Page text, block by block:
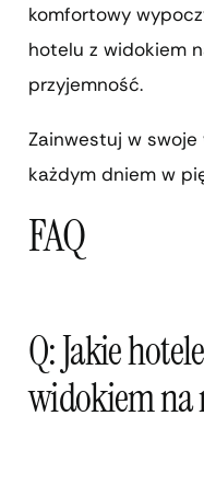
komfortowy
hotelu z widokiem
przyjemność.
Zainwestuj w
każdym dniem w
FAQ
Q: Jakie
widokiem na